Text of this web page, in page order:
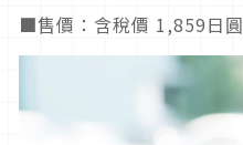
■售價：含稅價 1,859日圓